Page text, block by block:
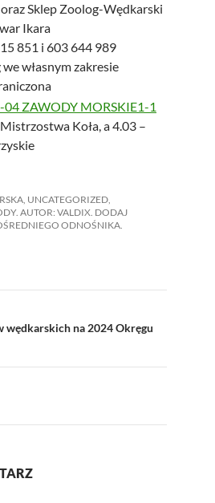
Sklep Zoolog-Wędkarski
Ikara
851 i 603 644 989
własnym zakresie
Koła, a 4.03 –
UNCATEGORIZED
. AUTOR: VALDIX . DODAJ
ODNOŚNIKA
wędkarskich na 2024 Okręgu